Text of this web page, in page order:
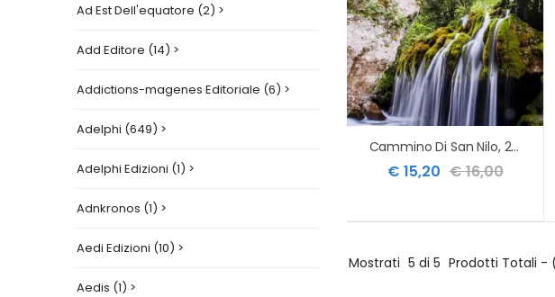
Ad Est Dell'equatore (2) >
Add Editore (14) >
Addictions-magenes Editoriale (6) >
Adelphi (649) >
Adelphi Edizioni (1) >
Adnkronos (1) >
Aedi Edizioni (10) >
Aedis (1) >
Cammino Di San Nilo, 2ed
€ 15,20 € 16,00
Mostrati 5 di 5 Prodotti Totali -